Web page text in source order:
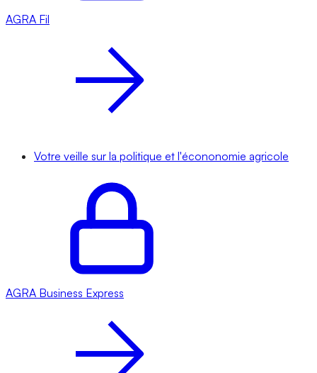
AGRA Fil
Votre veille sur la politique et l'écononomie agricole
AGRA Business Express